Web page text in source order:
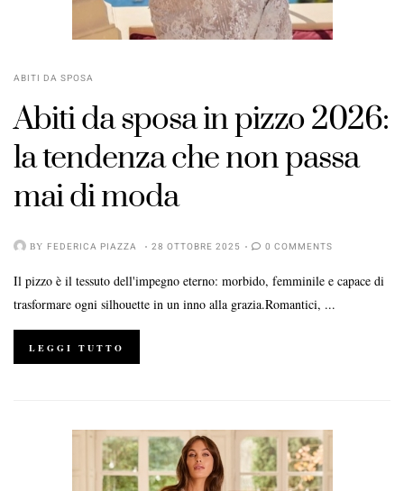
ABITI DA SPOSA
Abiti da sposa in pizzo 2026:
la tendenza che non passa
mai di moda
BY FEDERICA PIAZZA 28 OTTOBRE 2025 0 COMMENTS
Il pizzo è il tessuto dell'impegno eterno: morbido, femminile e capace di
trasformare ogni silhouette in un inno alla grazia.Romantici, ...
LEGGI TUTTO